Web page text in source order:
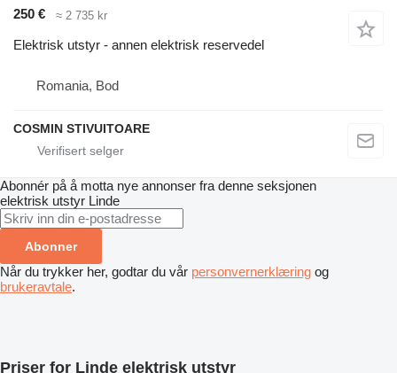
250 €
≈ 2 735 kr
Elektrisk utstyr - annen elektrisk reservedel
Romania, Bod
COSMIN STIVUITOARE
Abonnér på å motta nye annonser fra denne seksjonen
elektrisk utstyr Linde
Abonner
Når du trykker her, godtar du vår personvernerklæring og
brukeravtale.
Priser for Linde elektrisk utstyr